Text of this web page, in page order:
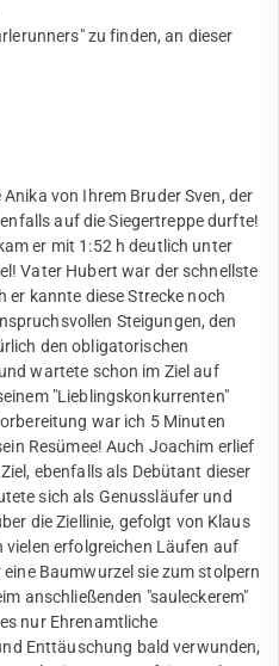
zu finden, an dieser
von Ihrem Bruder Sven, der
auf die Siegertreppe durfte!
er mit 1:52 h deutlich unter
Vater Hubert war der schnellste
er kannte diese Strecke noch
Steigungen, den
den obligatorischen
wartete schon im Ziel auf
"Lieblingskonkurrenten"
war ich 5 Minuten
Resümee! Auch Joachim erlief
ebenfalls als Debütant dieser
sich als Genussläufer und
die Ziellinie, gefolgt von Klaus
vielen erfolgreichen Läufen auf
Baumwurzel sie zum stolpern
anschließenden "sauleckerem"
nur Ehrenamtliche
Enttäuschung bald verwunden,